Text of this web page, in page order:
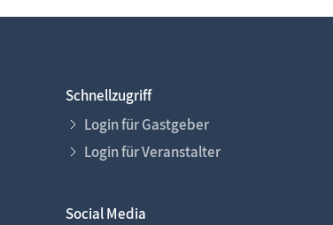
Schnellzugriff
Login für Gastgeber
Login für Veranstalter
Social Media